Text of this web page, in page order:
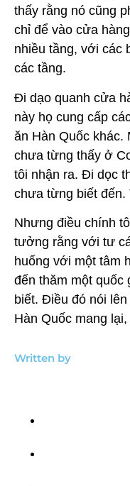
thấy rằng nó cũng
chỉ để vào cửa
nhiều tầng, với các
các tầng.
Đi dạo quanh cửa
này họ cung cấp
ăn Hàn Quốc khác.
chưa từng thấy ở
tôi nhận ra. Đi dọc
chưa từng biết đến.
Nhưng điều chính
tưởng rằng với tư
huống với một tâm
đến thăm một
biết. Điều đó nói
Hàn Quốc mang
Written by